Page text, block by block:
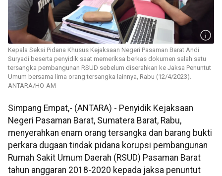
Kepala Seksi Pidana Khusus Kejaksaan Negeri Pasaman Barat Andi
Suryadi beserta penyidik saat memeriksa berkas dokumen salah satu
tersangka pembangunan RSUD sebelum diserahkan ke Jaksa Penuntut
Umum bersama lima orang tersangka lainnya, Rabu (12/4/2023).
ANTARA/HO-AM
Simpang Empat,- (ANTARA) - Penyidik Kejaksaan
Negeri Pasaman Barat, Sumatera Barat, Rabu,
menyerahkan enam orang tersangka dan barang bukti
perkara dugaan tindak pidana korupsi pembangunan
Rumah Sakit Umum Daerah (RSUD) Pasaman Barat
tahun anggaran 2018-2020 kepada jaksa penuntut